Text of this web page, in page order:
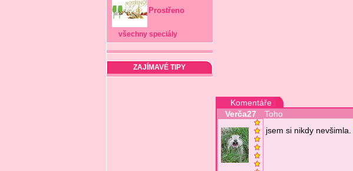
Prostřeno
všechny speciály
ZAJÍMAVÉ TIPY
Komentáře
Verča27
Toho
jsem si nikdy nevšimla.